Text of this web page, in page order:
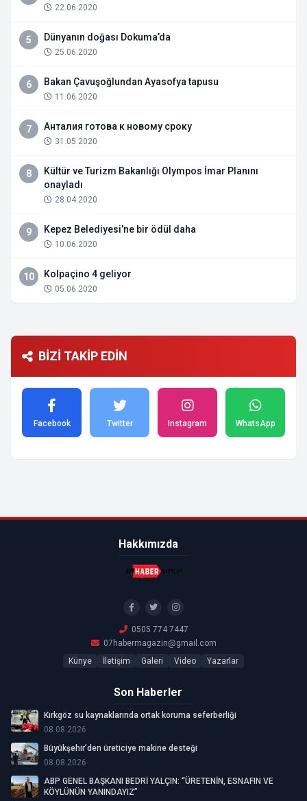
22.06.2020
5 Dünyanın doğası Dokuma’da
25.06.2020
6 Bakan Çavuşoğlundan Ayasofya tapusu
11.06.2020
7 Анталия готова к новому сроку
31.05.2020
8
Kültür ve Turizm Bakanlığı Olympos İmar Planını
onayladı
28.04.2020
9 Kepez Belediyesi’ne bir ödül daha
10.06.2020
10 Kolpaçino 4 geliyor
05.06.2020
BİZİ TAKİP EDİN
Facebook Twitter Instagram WhatsApp
Hakkımızda
0505 774 7447
07habermagazin@gmail.com
Künye
İletişim Galeri Video Yazarlar
Son Haberler
Kırkgöz su kaynaklarında ortak koruma seferberliği
08.08.2026
Büyükşehir’den üreticiye makine desteği
08.08.2026
ABP GENEL BAŞKANI BEDRİ YALÇIN: “ÜRETENİN, ESNAFIN VE
KÖYLÜNÜN YANINDAYIZ”